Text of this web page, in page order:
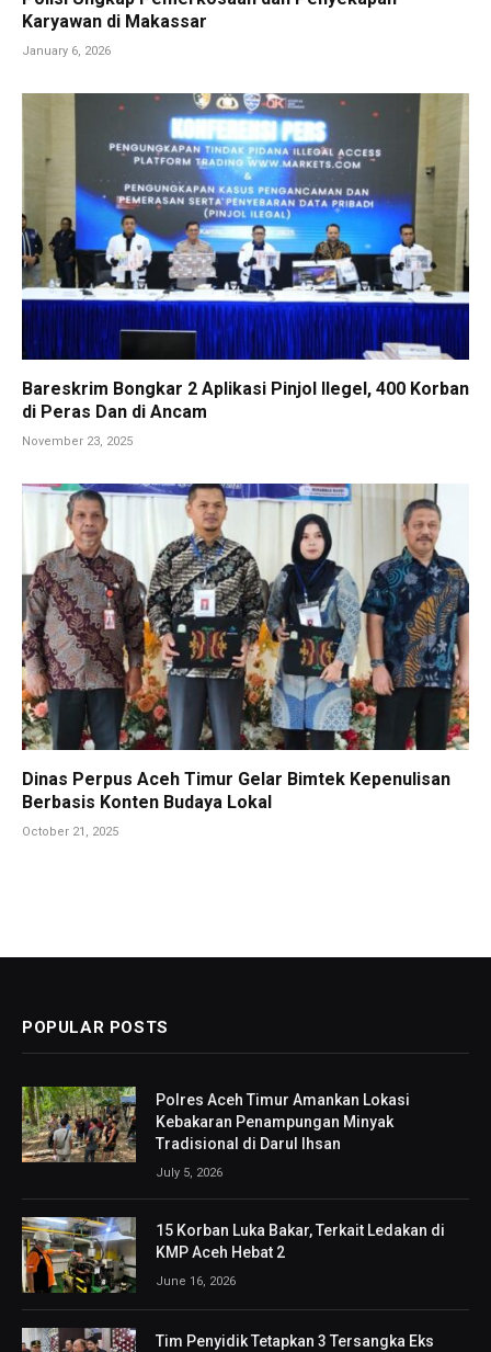
Karyawan di Makassar
January 6, 2026
Bareskrim Bongkar 2 Aplikasi Pinjol Ilegel, 400 Korban
di Peras Dan di Ancam
November 23, 2025
Dinas Perpus Aceh Timur Gelar Bimtek Kepenulisan
Berbasis Konten Budaya Lokal
October 21, 2025
POPULAR POSTS
Polres Aceh Timur Amankan Lokasi
Kebakaran Penampungan Minyak
Tradisional di Darul Ihsan
July 5, 2026
15 Korban Luka Bakar, Terkait Ledakan di
KMP Aceh Hebat 2
June 16, 2026
Tim Penyidik Tetapkan 3 Tersangka Eks